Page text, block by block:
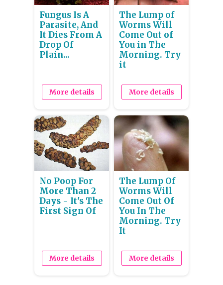
Fungus Is A
Parasite, And
It Dies From A
Drop Of
Plain...
More details
The Lump of
Worms Will
Come Out of
You in The
Morning. Try
it
More details
No Poop For
More Than 2
Days - It's The
First Sign Of
More details
The Lump Of
Worms Will
Come Out Of
You In The
Morning. Try
It
More details